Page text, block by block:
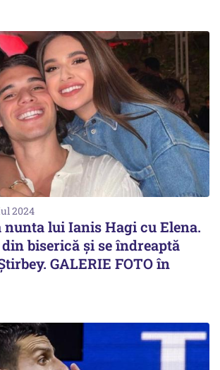
2024
lui Ianis Hagi cu Elena.
biserică și se îndreaptă
GALERIE FOTO în